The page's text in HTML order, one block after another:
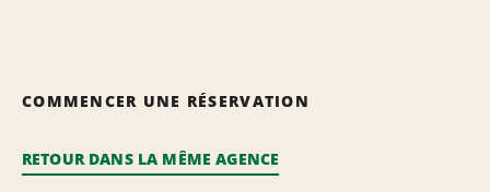
COMMENCER UNE RÉSERVATION
RETOUR DANS LA MÊME AGENCE